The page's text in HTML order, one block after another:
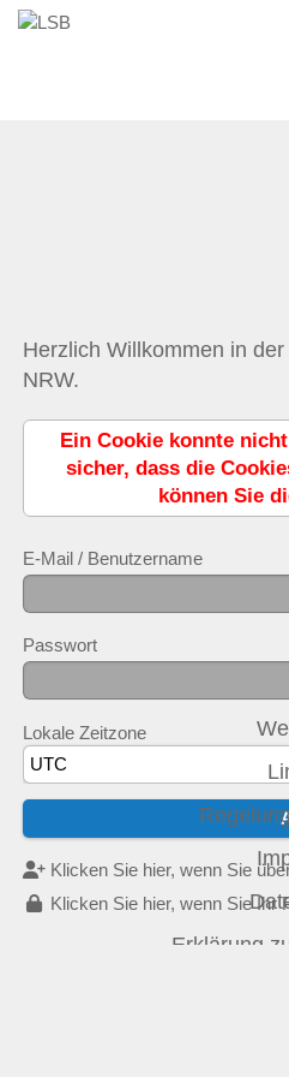
Herzlich Willkommen in
NRW.
Ein Cookie konnte
sicher, dass die
können Sie
E-Mail / Benutzername
Passwort
Lokale Zeitzone
Klicken Sie hier, wenn Sie
Klicken Sie hier, wenn Sie Ihr
Erklärung